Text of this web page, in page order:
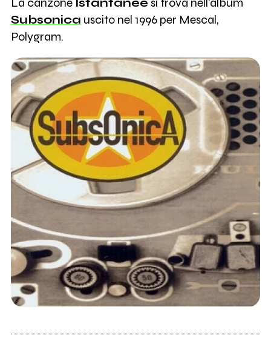
Subsonica uscito nel 1996 per Mescal,
Polygram.